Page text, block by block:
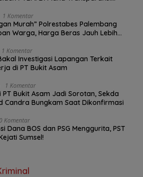
1 Komentar
Murah” Polrestabes Palembang
Warga, Harga Beras Jauh Lebih
1 Komentar
Investigasi Lapangan Terkait
di PT Bukit Asam
1 Komentar
PT Bukit Asam Jadi Sorotan, Sekda
Candra Bungkam Saat Dikonfirmasi
0 Komentar
Dana BOS dan PSG Menggurita, PST
Sumsel!